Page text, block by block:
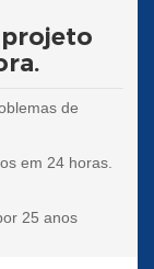
de
em 24 horas.
25 anos